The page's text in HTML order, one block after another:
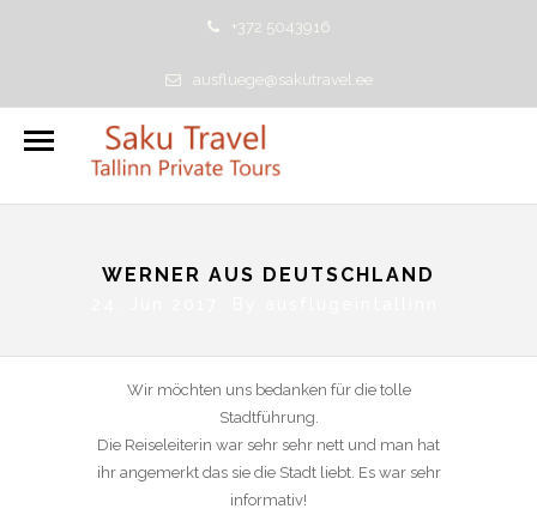
+372 5043916
ausfluege@sakutravel.ee
WERNER AUS DEUTSCHLAND
Wir möchten uns bedanken für die tolle
Stadtführung.
Die Reiseleiterin war sehr sehr nett und man hat
ihr angemerkt das sie die Stadt liebt. Es war sehr
informativ!